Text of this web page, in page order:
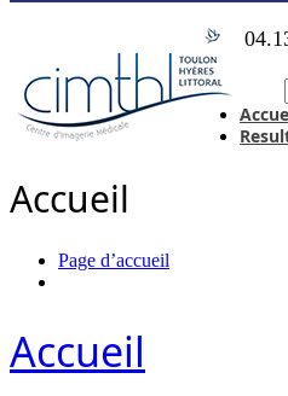
Accueil
Page d’accueil
Accueil